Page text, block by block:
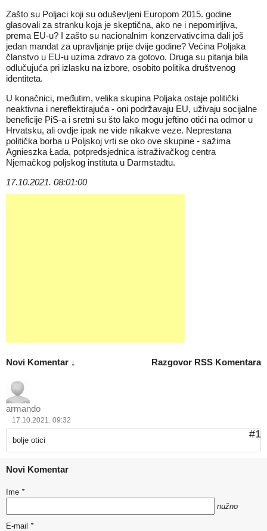
Zašto su Poljaci koji su oduševljeni Europom 2015. godine
glasovali za stranku koja je skeptična, ako ne i nepomirljiva,
prema EU-u? I zašto su nacionalnim konzervativcima dali još
jedan mandat za upravljanje prije dvije godine? Većina Poljaka
članstvo u EU-u uzima zdravo za gotovo. Druga su pitanja bila
odlučujuća pri izlasku na izbore, osobito politika društvenog
identiteta.
U konačnici, međutim, velika skupina Poljaka ostaje politički
neaktivna i nereflektirajuća - oni podržavaju EU, uživaju socijalne
beneficije PiS-a i sretni su što lako mogu jeftino otići na odmor u
Hrvatsku, ali ovdje ipak ne vide nikakve veze. Neprestana
politička borba u Poljskoj vrti se oko ove skupine - sažima
Agnieszka Łada, potpredsjednica istraživačkog centra
Njemačkog poljskog instituta u Darmstadtu.
17.10.2021. 08:01:00
Razgovor RSS Komentara
Novi Komentar ↓
armando
17.10.2021. 09:32
#1
bolje otici
Novi Komentar
Ime *
nužno
E-mail *